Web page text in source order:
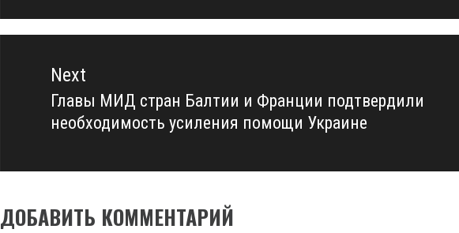
Next
Next
post:
Главы МИД стран Балтии и Франции подтвердили
необходимость усиления помощи Украине
ДОБАВИТЬ КОММЕНТАРИЙ